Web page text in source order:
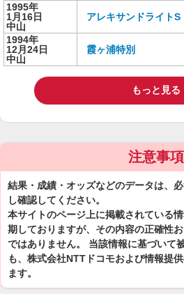
1995年
1月16日
中山
アレキサンドライトS
1994年
12月24日
中山
霞ヶ浦特別
もっと見る
注意事項
結果・成績・オッズなどのデータは、
し確認してください。
本サイトのページ上に掲載されている
期しておりますが、その内容の正確性
ではありません。 当該情報に基づいて
も、株式会社NTTドコモおよび情報提
ます。